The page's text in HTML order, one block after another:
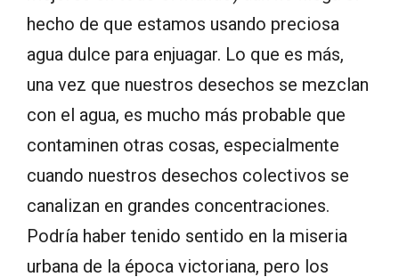
hecho de que estamos usando preciosa
agua dulce para enjuagar. Lo que es más,
una vez que nuestros desechos se mezclan
con el agua, es mucho más probable que
contaminen otras cosas, especialmente
cuando nuestros desechos colectivos se
canalizan en grandes concentraciones.
Podría haber tenido sentido en la miseria
urbana de la época victoriana, pero los